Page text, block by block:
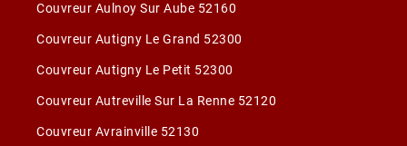
Couvreur Aulnoy Sur Aube 52160
Couvreur Autigny Le Grand 52300
Couvreur Autigny Le Petit 52300
Couvreur Autreville Sur La Renne 52120
Couvreur Avrainville 52130